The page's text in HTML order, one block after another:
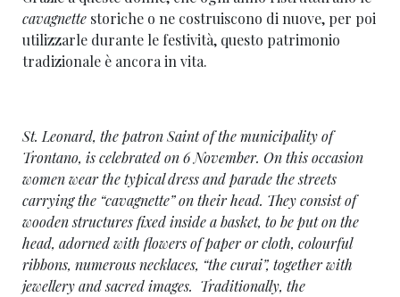
cavagnette storiche o ne costruiscono di nuove, per poi
utilizzarle durante le festività, questo patrimonio
tradizionale è ancora in vita.
St. Leonard, the patron Saint of the municipality of
Trontano, is celebrated on 6 November. On this occasion
women wear the typical dress and parade the streets
carrying the “cavagnette” on their head. They consist of
wooden structures fixed inside a basket, to be put on the
head, adorned with flowers of paper or cloth, colourful
ribbons, numerous necklaces, “thecurai”, together with
jewellery and sacred images. Traditionally, the